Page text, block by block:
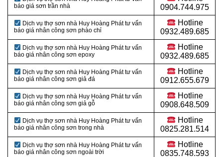
báo giá sơn trần nhà
0904.744.975
Dịch vụ thợ sơn nhà Huy Hoàng Phát tư vấn
báo giá nhân công sơn phào chỉ
Hotline
0932.489.685
Dịch vụ thợ sơn nhà Huy Hoàng Phát tư vấn
báo giá nhân công sơn epoxy
Hotline
0932.489.685
Dịch vụ thợ sơn nhà Huy Hoàng Phát tư vấn
báo giá nhân công sơn giả đá
Hotline
0912.655.679
Dịch vụ thợ sơn nhà Huy Hoàng Phát tư vấn
báo giá nhân công sơn giả gỗ
Hotline
0908.648.509
Dịch vụ thợ sơn nhà Huy Hoàng Phát tư vấn
báo giá nhân công sơn trong nhà
Hotline
0825.281.514
Dịch vụ thợ sơn nhà Huy Hoàng Phát tư vấn
báo giá nhân công sơn ngoài trời
Hotline
0835.748.593